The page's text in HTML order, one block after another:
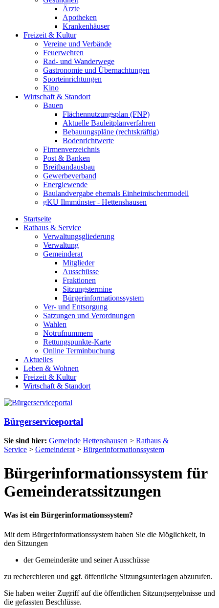
Ärzte
Apotheken
Krankenhäuser
Freizeit & Kultur
Vereine und Verbände
Feuerwehren
Rad- und Wanderwege
Gastronomie und Übernachtungen
Sporteinrichtungen
Kino
Wirtschaft & Standort
Bauen
Flächennutzungsplan (FNP)
Aktuelle Bauleitplanverfahren
Bebauungspläne (rechtskräftig)
Bodenrichtwerte
Firmenverzeichnis
Post & Banken
Breitbandausbau
Gewerbeverband
Energiewende
Baulandvergabe ehemals Einheimischenmodell
gKU Ilmmünster - Hettenshausen
Startseite
Rathaus & Service
Verwaltungsgliederung
Verwaltung
Gemeinderat
Mitglieder
Ausschüsse
Fraktionen
Sitzungstermine
Bürgerinformationssystem
Ver- und Entsorgung
Satzungen und Verordnungen
Wahlen
Notrufnummern
Rettungspunkte-Karte
Online Terminbuchung
Aktuelles
Leben & Wohnen
Freizeit & Kultur
Wirtschaft & Standort
Bürgerserviceportal
Sie sind hier: Gemeinde Hettenshausen > Rathaus &
Service > Gemeinderat > Bürgerinformationssystem
Bürgerinformationssystem für
Gemeinderatssitzungen
Was ist ein Bürgerinformationssystem?
Mit dem Bürgerinformationssystem haben Sie die Möglichkeit, in
den Sitzungen
der Gemeinderäte und seiner Ausschüsse
zu recherchieren und ggf. öffentliche Sitzungsunterlagen abzurufen.
Sie haben weiter Zugriff auf die öffentlichen Sitzungsergebnisse und
die gefassten Beschlüsse.